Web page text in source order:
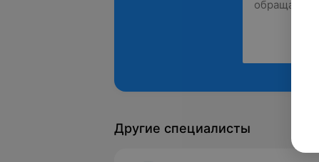
Другие специалисты